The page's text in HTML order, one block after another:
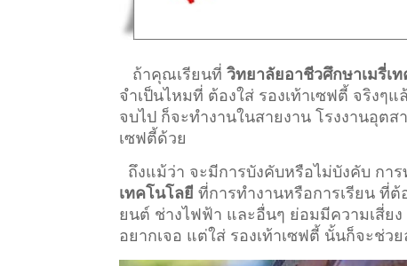
ถ้าคุณเรียนที่วิทยาลัยอาชีวศึกษาเมรี่เ
จำเป็นไหมที่ ต้องใส่ รองเท้าเซฟตี้ จริงๆแ
จบไป ก็จะทำงานในสายงาน โรงงานอุต
เซฟตี้ด้วย
ถึงแม้ว่า จะมีการบังคับหรือไม่บังคับ กา
เทคโนโลยี ที่การทำงานหรือการเรียน ที่ต้
ยนต์ ช่างไฟฟ้า และอื่นๆ ย่อมมีความเสี่ย
อยากเจอ แต่ใส่ รองเท้าเซฟตี้ นั้นก็จะช่ว